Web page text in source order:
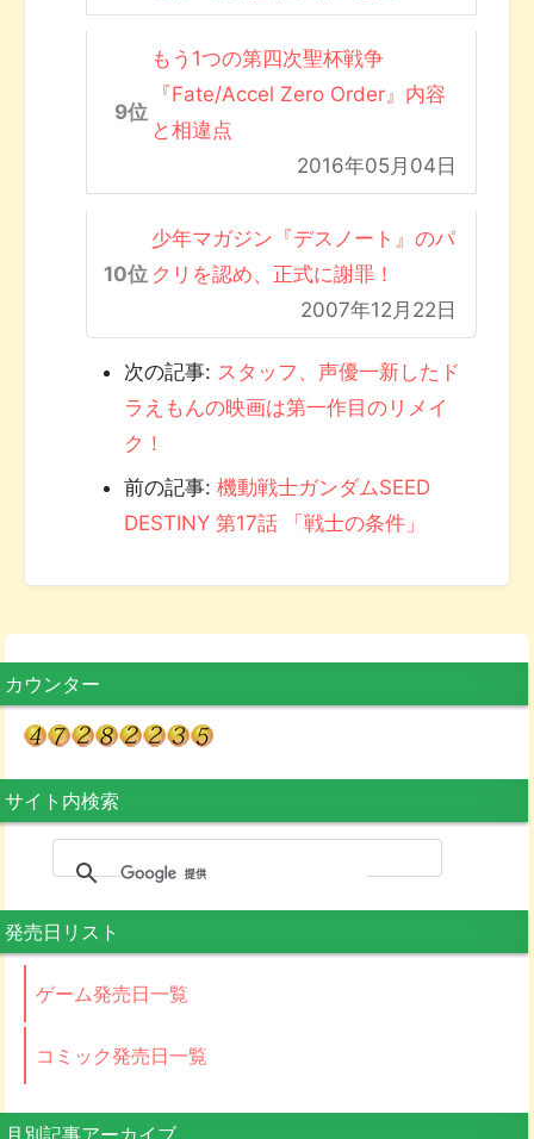
もう1つの第四次聖杯戦争
『Fate/Accel Zero Order』内容
と相違点
2016年05月04日
少年マガジン『デスノート』のパ
クリを認め、正式に謝罪！
2007年12月22日
次の記事: スタッフ、声優一新したド
ラえもんの映画は第一作目のリメイ
ク！
前の記事: 機動戦士ガンダムSEED
DESTINY 第17話 「戦士の条件」
カウンター
サイト内検索
発売日リスト
ゲーム発売日一覧
コミック発売日一覧
月別記事アーカイブ